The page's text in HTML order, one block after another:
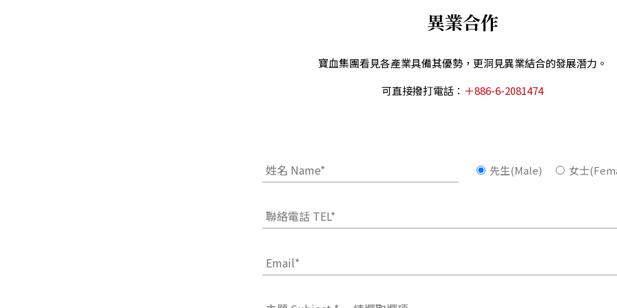
異業合作
寶血集團看見各產業具備其優勢，更洞見異業結合的發展潛⼒。
可直接撥打電話： ＋886-6-2081474
先生(Male) 女士